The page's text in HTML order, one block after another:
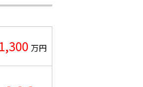
1,300 万円